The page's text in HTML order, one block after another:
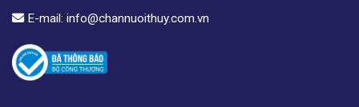
E-mail: info@channuoithuy.com.vn